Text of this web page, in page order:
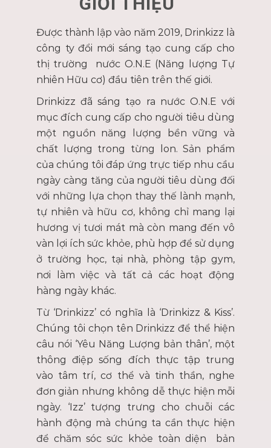
Được thành lập vào năm 2019, Drinkizz là
công ty đổi mới sáng tạo cung cấp cho
thị trường nước O.N.E (Năng lượng Tự
nhiên Hữu cơ) đầu tiên trên thế giới.
Drinkizz đã sáng tạo ra nước O.N.E với
mục đích cung cấp cho người tiêu dùng
một nguồn năng lượng bền vững và
chất lượng trong từng lon. Sản phẩm
của chúng tôi đáp ứng trực tiếp nhu cầu
ngày càng tăng của người tiêu dùng đối
với những lựa chọn thay thế lành mạnh,
tự nhiên và hữu cơ, không chỉ mang lại
hương vị tươi mát mà còn mang đến vô
vàn lợi ích sức khỏe, phù hợp để sử dụng
ở trường học, tại nhà, phòng tập gym,
nơi làm việc và tất cả các hoạt động
hàng ngày khác.
Từ ‘Drinkizz’ có nghĩa là ‘Drinkizz & Kiss’.
Chúng tôi chọn tên Drinkizz để thể hiện
câu nói ‘Yêu Năng Lượng bản thân’, một
thông điệp sống đích thực tập trung
vào tâm trí, cơ thể và tinh thần, nghe
đơn giản nhưng không dễ thực hiện mỗi
ngày. ‘Izz’ tượng trưng cho chuỗi các
hành động mà chúng ta cần thực hiện
để chăm sóc sức khỏe toàn diện bản